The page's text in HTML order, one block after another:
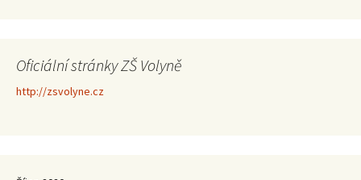
Oficiální stránky ZŠ Volyně
http://zsvolyne.cz